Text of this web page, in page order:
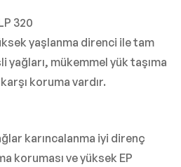
320
yaşlanma direnci ile tam
mükemmel yük taşıma
koruma vardır.
karıncalanma iyi direnç
koruması ve yüksek EP